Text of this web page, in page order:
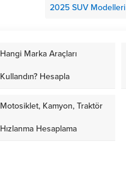
2025 SUV Modelleri
Hangi Marka Araçları
Kullandın? Hesapla
Motosiklet, Kamyon, Traktör
Hızlanma Hesaplama